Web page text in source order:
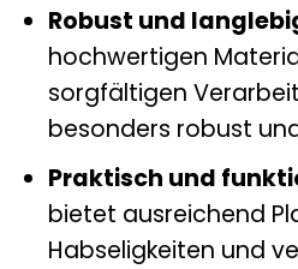
Robust und
hochwertigen
sorgfältigen
besonders robust
Praktisch und
bietet ausreichend
Habseligkeiten und